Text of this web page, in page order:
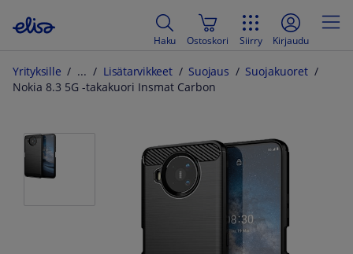
Haku Ostoskori Siirry Kirjaudu
Yrityksille Lisätarvikkeet Suojaus
Suojakuoret
Nokia 8.3 5G -takakuori Insmat Carbon